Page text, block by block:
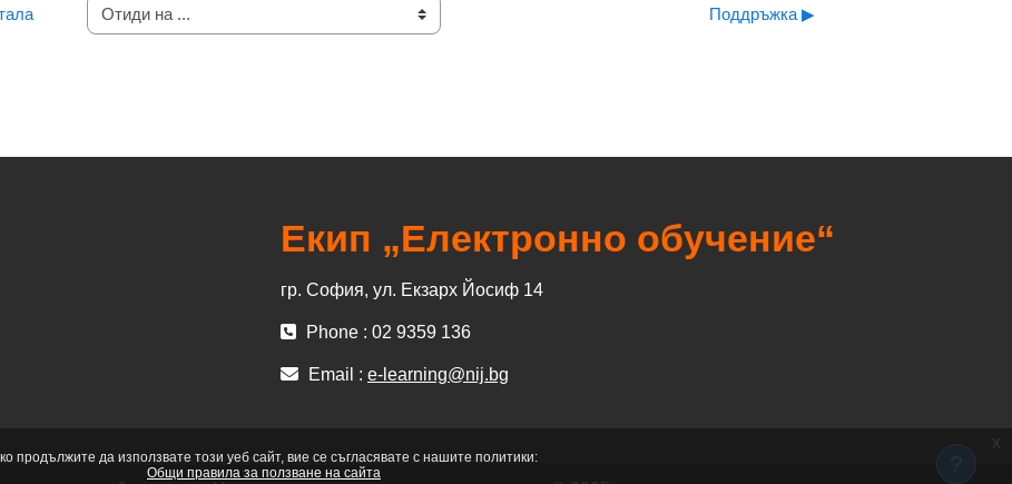
продължите да използвате този уеб сайт, вие се съгласявате с нашите политики:
Общи правила за ползване на сайта
x
Отиди на ...
Поддръжка ▶︎
Екип „Електронно обучение“
гр. София, ул. Екзарх Йосиф 14
Phone : 02 9359 136
Email : e-learning@nij.bg